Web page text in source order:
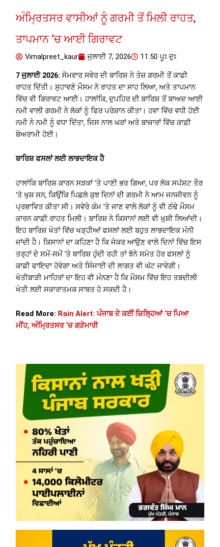
ਅੰਮ੍ਰਿਤਸਰ ਵਾਸੀਆਂ ਨੂੰ ਗਰਮੀ ਤੋਂ ਮਿਲੀ ਰਾਹਤ,
ਤਾਪਮਾਨ ‘ਚ ਆਈ ਗਿਰਾਵਟ
Vimalpreet_kaur ਜੁਲਾਈ 7, 2026 11:50 ਪੂਃ ਦੁਃ
7 ਜੁਲਾਈ 2026: ਸੋਮਵਾਰ ਸਵੇਰ ਦੀ ਬਾਰਿਸ਼ ਨੇ ਤੇਜ਼ ਗਰਮੀ ਤੋਂ ਕਾਫ਼ੀ
ਰਾਹਤ ਦਿੱਤੀ। ਸੁਹਾਵਣੇ ਮੌਸਮ ਨੇ ਰਾਹਤ ਦਾ ਸਾਹ ਲਿਆ, ਅਤੇ ਤਾਪਮਾਨ
ਵਿੱਚ ਵੀ ਗਿਰਾਵਟ ਆਈ। ਹਾਲਾਂਕਿ, ਦੁਪਹਿਰ ਦੀ ਬਾਰਿਸ਼ ਤੋਂ ਬਾਅਦ ਆਈ
ਨਮੀ ਵਾਲੀ ਗਰਮੀ ਨੇ ਲੋਕਾਂ ਨੂੰ ਫਿਰ ਪਰੇਸ਼ਾਨ ਕੀਤਾ। ਹਵਾ ਵਿੱਚ ਵਧੀ ਹੋਈ
ਨਮੀ ਨੇ ਨਮੀ ਨੂੰ ਵਧਾ ਦਿੱਤਾ, ਜਿਸ ਨਾਲ ਘਰਾਂ ਅਤੇ ਬਾਜ਼ਾਰਾਂ ਵਿੱਚ ਕਾਫ਼ੀ
ਬੇਅਰਾਮੀ ਹੋਈ।
ਬਾਰਿਸ਼ ਫਸਲਾਂ ਲਈ ਲਾਭਦਾਇਕ ਹੈ
ਹਾਲਾਂਕਿ ਬਾਰਿਸ਼ ਕਾਰਨ ਸੜਕਾਂ ‘ਤੇ ਪਾਣੀ ਭਰ ਗਿਆ, ਪਰ ਲੋਕ ਸਪੱਸ਼ਟ ਤੌਰ
‘ਤੇ ਖੁਸ਼ ਸਨ, ਕਿਉਂਕਿ ਪਿਛਲੇ ਕੁਝ ਦਿਨਾਂ ਦੀ ਗਰਮੀ ਨੇ ਆਮ ਜਨਜੀਵਨ ਨੂੰ
ਪ੍ਰਭਾਵਿਤ ਕੀਤਾ ਸੀ। ਸਵੇਰੇ ਕੰਮ ‘ਤੇ ਜਾਣ ਵਾਲੇ ਲੋਕਾਂ ਨੂੰ ਵੀ ਠੰਢੇ ਮੌਸਮ
ਕਾਰਨ ਕਾਫ਼ੀ ਰਾਹਤ ਮਿਲੀ। ਬਾਰਿਸ਼ ਨੇ ਕਿਸਾਨਾਂ ਲਈ ਵੀ ਖੁਸ਼ੀ ਲਿਆਂਦੀ।
ਇਹ ਬਾਰਿਸ਼ ਖੇਤਾਂ ਵਿੱਚ ਖੜ੍ਹੀਆਂ ਫਸਲਾਂ ਲਈ ਬਹੁਤ ਲਾਭਦਾਇਕ ਮੰਨੀ
ਜਾਂਦੀ ਹੈ। ਕਿਸਾਨਾਂ ਦਾ ਕਹਿਣਾ ਹੈ ਕਿ ਜੇਕਰ ਆਉਣ ਵਾਲੇ ਦਿਨਾਂ ਵਿੱਚ ਇਸ
ਤਰ੍ਹਾਂ ਦੇ ਸਮੇਂ-ਸਮੇਂ ‘ਤੇ ਬਾਰਿਸ਼ ਹੁੰਦੀ ਰਹੀ ਤਾਂ ਝੋਨੇ ਸਮੇਤ ਹੋਰ ਫਸਲਾਂ ਨੂੰ
ਕਾਫ਼ੀ ਫਾਇਦਾ ਹੋਵੇਗਾ ਅਤੇ ਸਿੰਜਾਈ ਦੀ ਲਾਗਤ ਵੀ ਘੱਟ ਜਾਵੇਗੀ।
ਖੇਤੀਬਾੜੀ ਮਾਹਿਰਾਂ ਦਾ ਇਹ ਵੀ ਮੰਨਣਾ ਹੈ ਕਿ ਮੌਸਮ ਵਿੱਚ ਇਹ ਤਬਦੀਲੀ
ਖੇਤੀ ਲਈ ਸਕਾਰਾਤਮਕ ਸਾਬਤ ਹੋ ਸਕਦੀ ਹੈ।
Read More: Rain Alert: ਪੰਜਾਬ ਦੇ ਕਈਂ ਜ਼ਿਲ੍ਹਿਆਂ ‘ਚ ਪਿਆ
ਮੀਂਹ, ਅੰਮ੍ਰਿਤਸਰ ‘ਚ ਗੜੇਮਾਰੀ